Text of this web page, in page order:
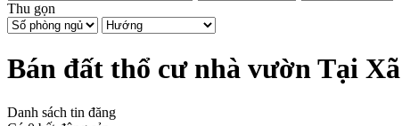
Thu gọn
Bán đất thổ cư nhà vườn Tại
Danh sách tin đăng